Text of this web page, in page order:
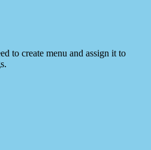
to create menu and assign it to